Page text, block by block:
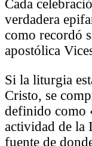
Cada
verdadera
como recordó
apostólica
Si la liturgia
Cristo, se
definido como
actividad de la
fuente de